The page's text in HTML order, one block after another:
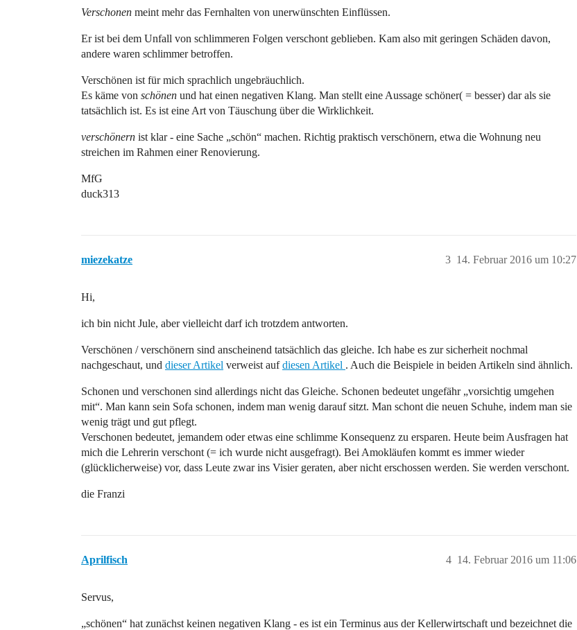
Verschonen meint mehr das Fernhalten von unerwünschten Einflüssen.
Er ist bei dem Unfall von schlimmeren Folgen verschont geblieben. Kam also mit geringen Schäden davon,
andere waren schlimmer betroffen.
Verschönen ist für mich sprachlich ungebräuchlich.
Es käme von schönen und hat einen negativen Klang. Man stellt eine Aussage schöner( = besser) dar als sie
tatsächlich ist. Es ist eine Art von Täuschung über die Wirklichkeit.
verschönern ist klar - eine Sache „schön“ machen. Richtig praktisch verschönern, etwa die Wohnung neu
streichen im Rahmen einer Renovierung.
MfG
duck313
miezekatze 14. Februar 2016 um 10:27
3
Hi,
ich bin nicht Jule, aber vielleicht darf ich trotzdem antworten.
Verschönen / verschönern sind anscheinend tatsächlich das gleiche. Ich habe es zur sicherheit nochmal
nachgeschaut, und dieser Artikel verweist aufdiesen Artikel . Auch die Beispiele in beiden Artikeln sind ähnlich.
Schonen und verschonen sind allerdings nicht das Gleiche. Schonen bedeutet ungefähr „vorsichtig umgehen
mit“. Man kann sein Sofa schonen, indem man wenig darauf sitzt. Man schont die neuen Schuhe, indem man sie
wenig trägt und gut pflegt.
Verschonen bedeutet, jemandem oder etwas eine schlimme Konsequenz zu ersparen. Heute beim Ausfragen hat
mich die Lehrerin verschont (= ich wurde nicht ausgefragt). Bei Amokläufen kommt es immer wieder
(glücklicherweise) vor, dass Leute zwar ins Visier geraten, aber nicht erschossen werden. Sie werden verschont.
die Franzi
Aprilfisch 14. Februar 2016 um 11:06
4
Servus,
„schönen“ hat zunächst keinen negativen Klang - es ist ein Terminus aus der Kellerwirtschaft und bezeichnet die